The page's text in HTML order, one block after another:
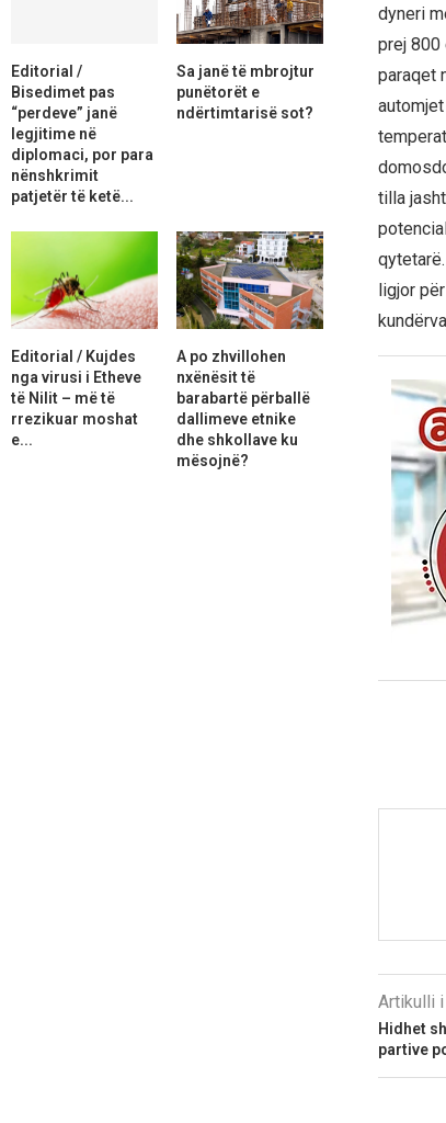
dyneri
prej 800
paraqet
tilla
ligjor
Artikulli
Hidhet
partive
Editorial /
Bisedimet pas
“perdeve” janë
legjitime në
diplomaci, por para
nënshkrimit
patjetër të ketë...
Sa janë të mbrojtur
punëtorët e
ndërtimtarisë sot?
Editorial / Kujdes
nga virusi i Etheve
të Nilit – më të
rrezikuar moshat
e...
A po zhvillohen
nxënësit të
barabartë përballë
dallimeve etnike
dhe shkollave ku
mësojnë?